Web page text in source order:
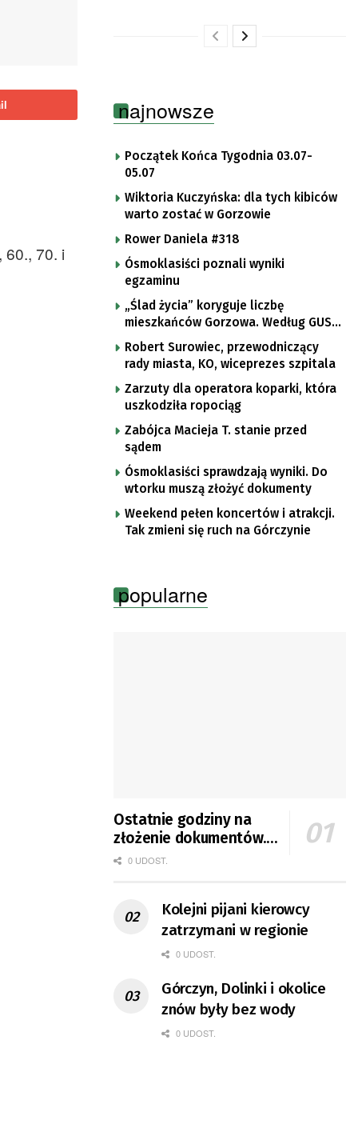
60., 70. i
najnowsze
Początek Końca Tygodnia 03.07-
05.07
Wiktoria Kuczyńska: dla tych kibiców
warto zostać w Gorzowie
Rower Daniela #318
Ósmoklasiści poznali wyniki
egzaminu
„Ślad życia” koryguje liczbę
mieszkańców Gorzowa. Według GUS-
u jest ich 131 tys.
Robert Surowiec, przewodniczący
rady miasta, KO, wiceprezes szpitala
Zarzuty dla operatora koparki, która
uszkodziła ropociąg
Zabójca Macieja T. stanie przed
sądem
Ósmoklasiści sprawdzają wyniki. Do
wtorku muszą złożyć dokumenty
Weekend pełen koncertów i atrakcji.
Tak zmieni się ruch na Górczynie
popularne
Ostatnie godziny na
złożenie dokumentów.
Kończy się nabór na
0 UDOST.
Kolejni pijani kierowcy
zatrzymani w regionie
0 UDOST.
Górczyn, Dolinki i okolice
znów były bez wody
0 UDOST.